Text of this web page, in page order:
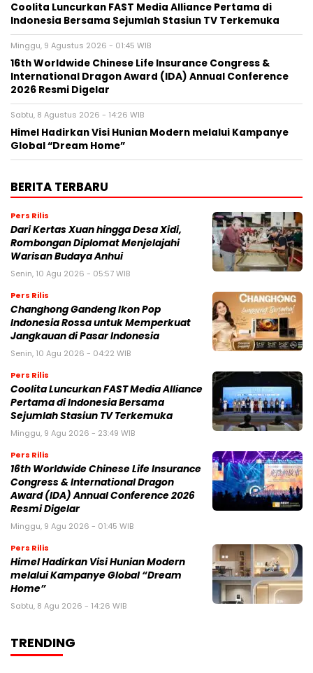
Coolita Luncurkan FAST Media Alliance Pertama di
Indonesia Bersama Sejumlah Stasiun TV Terkemuka
Minggu, 9 Agustus 2026 - 01:45 WIB
16th Worldwide Chinese Life Insurance Congress &
International Dragon Award (IDA) Annual Conference
2026 Resmi Digelar
Sabtu, 8 Agustus 2026 - 14:26 WIB
Himel Hadirkan Visi Hunian Modern melalui Kampanye
Global “Dream Home”
BERITA TERBARU
Pers Rilis
Dari Kertas Xuan hingga Desa Xidi,
Rombongan Diplomat Menjelajahi
Warisan Budaya Anhui
Senin, 10 Agu 2026 - 05:57 WIB
Pers Rilis
Changhong Gandeng Ikon Pop
Indonesia Rossa untuk Memperkuat
Jangkauan di Pasar Indonesia
Senin, 10 Agu 2026 - 04:22 WIB
Pers Rilis
Coolita Luncurkan FAST Media Alliance
Pertama di Indonesia Bersama
Sejumlah Stasiun TV Terkemuka
Minggu, 9 Agu 2026 - 23:49 WIB
Pers Rilis
16th Worldwide Chinese Life Insurance
Congress & International Dragon
Award (IDA) Annual Conference 2026
Resmi Digelar
Minggu, 9 Agu 2026 - 01:45 WIB
Pers Rilis
Himel Hadirkan Visi Hunian Modern
melalui Kampanye Global “Dream
Home”
Sabtu, 8 Agu 2026 - 14:26 WIB
TRENDING